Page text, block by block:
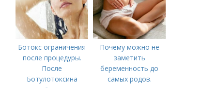
Ботокс ограничения
после процедуры.
После
Ботулотоксина
необходимо
Почему можно не
заметить
беременность до
самых родов.